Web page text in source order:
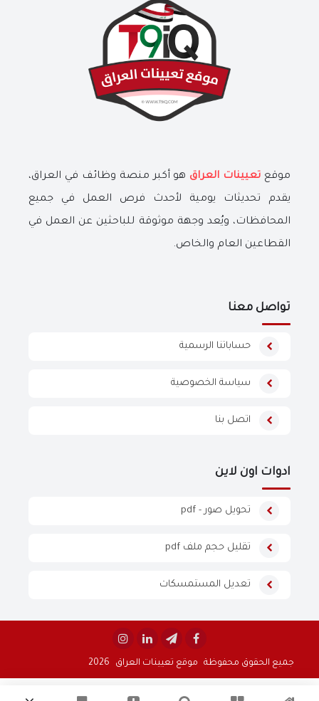
موقع تعيينات العراق هو أكبر منصة وظائف في العراق،
يقدم تحديثات يومية لأحدث فرص العمل في جميع
المحافظات، ويُعد وجهة موثوقة للباحثين عن العمل في
القطاعين العام والخاص.
تواصل معنا
حساباتنا الرسمية
سياسة الخصوصية
اتصل بنا
ادوات اون لاين
تحويل صور - pdf
تقليل حجم ملف pdf
تعديل المستمسكات


جميع الحقوق محفوظة موقع تعيينات العراق 2026